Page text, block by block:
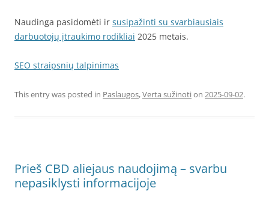
Naudinga pasidomėti ir susipažinti su svarbiausiais
darbuotojų įtraukimo rodikliai 2025 metais.
SEO straipsnių talpinimas
This entry was posted in Paslaugos,Verta sužinotion 2025-09-02.
Prieš CBD aliejaus naudojimą – svarbu
nepasiklysti informacijoje